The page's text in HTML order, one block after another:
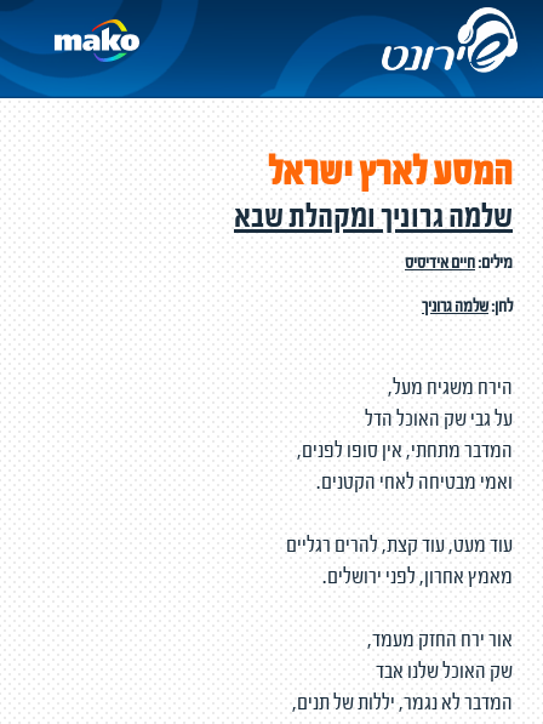
המסע לארץ ישראל
שלמה גרוניך ומקהלת שבא
מילים:חיים אידיסיס
לחן:שלמה גרוניך
הירח משגיח מעל,
על גבי שק האוכל הדל
המדבר מתחתי, אין סופו לפנים,
ואמי מבטיחה לאחי הקטנים.
עוד מעט, עוד קצת, להרים רגליים
מאמץ אחרון, לפני ירושלים.
אור ירח החזק מעמד,
שק האוכל שלנו אבד
המדבר לא נגמר, יללות של תנים,